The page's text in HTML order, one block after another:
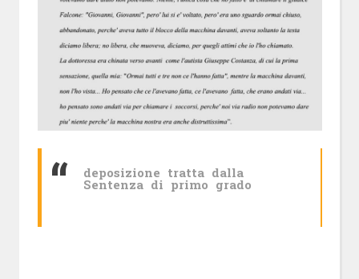
deposizione tratta dalla
Sentenza di primo grado